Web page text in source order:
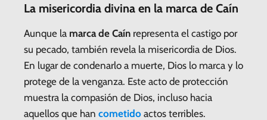
La misericordia divina en la marca de Caín
Aunque la marca de Caín representa el castigo por
su pecado, también revela la misericordia de Dios.
En lugar de condenarlo a muerte, Dios lo marca y lo
protege de la venganza. Este acto de protección
muestra la compasión de Dios, incluso hacia
aquellos que han cometido actos terribles.